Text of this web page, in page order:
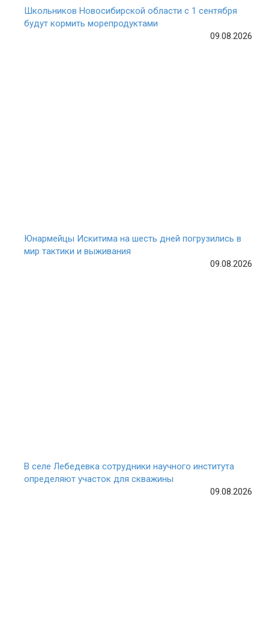
Школьников Новосибирской области с 1 сентября
будут кормить морепродуктами
09.08.2026
Юнармейцы Искитима на шесть дней погрузились в
мир тактики и выживания
09.08.2026
В селе Лебедевка сотрудники научного института
определяют участок для скважины
09.08.2026